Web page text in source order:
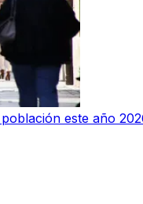
este año